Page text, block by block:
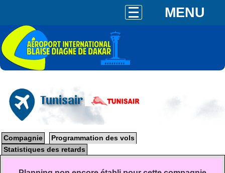
MENU
Tunisair
Compagnie
Programmation des vols
Statistiques des retards